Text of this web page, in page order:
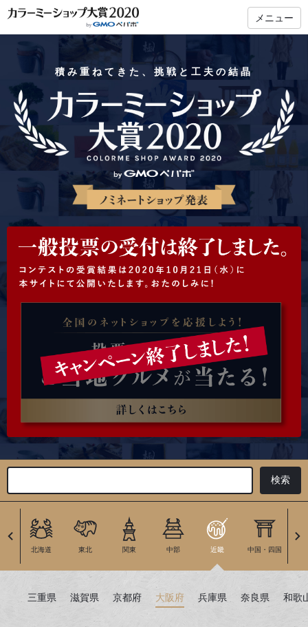
メニュー
積み重ねてきた、挑戦と工夫の結晶
北海道 東北 関東 中部 近畿 中国・四国
三重県 滋賀県 京都府 大阪府 兵庫県 奈良県 和歌